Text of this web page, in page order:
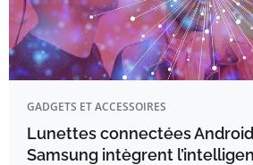
GADGETS ET ACCESSOIRES
Lunettes connectées
Samsung intègrent